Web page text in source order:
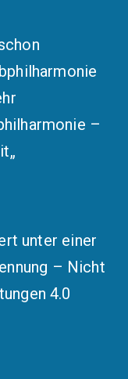
–
„
unter einer
– Nicht
4.0